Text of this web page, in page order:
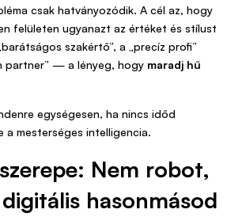
csak hatványozódik. A cél az, hogy
felületen ugyanazt az értéket és stílust
szakértő”, a „precíz profi”
partner” — a lényeg, hogy maradj hű
egységesen, ha nincs időd
a mesterséges intelligencia.
Nem robot,
hasonmásod